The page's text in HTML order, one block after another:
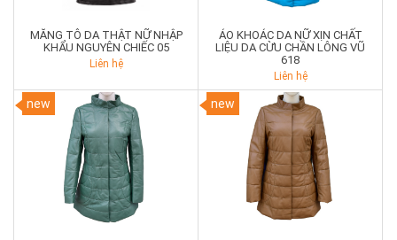
MĂNG TÔ DA THẬT NỮ NHẬP
KHẨU NGUYÊN CHIẾC 05
Liên hệ
ÁO KHOÁC DA NỮ XỊN CHẤT
LIỆU DA CỪU CHẦN LÔNG VŨ
618
Liên hệ
new new